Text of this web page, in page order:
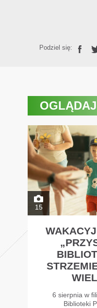
Podziel się:
OGLĄDAJ
15
6 sierpnia w
Biblioteki